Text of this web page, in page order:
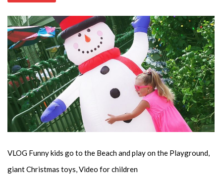
VLOG Funny kids go to the Beach and play on the Playground,
giant Christmas toys, Video for children